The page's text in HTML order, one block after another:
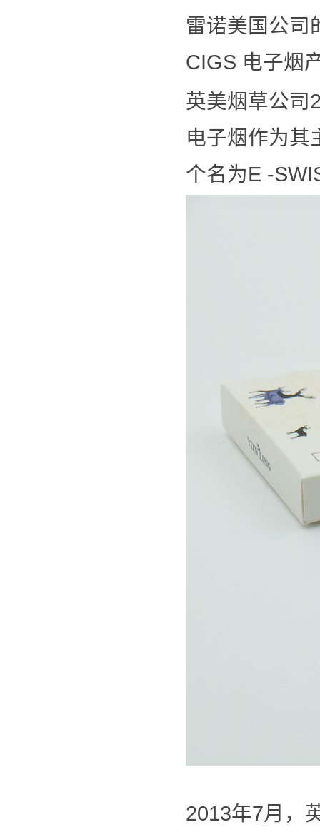
雷诺美国公司
CIGS 电子烟
英美烟草公司
电子烟作为其
个名为E -
2013年7月，